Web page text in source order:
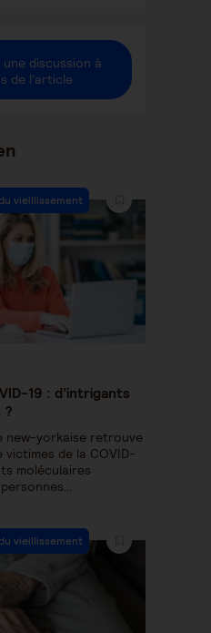
discussion à
de l'article
vieillissement
19 : d’intrigants
?
new-yorkaise retrouve
victimes de la COVID-
moléculaires
vieillissement